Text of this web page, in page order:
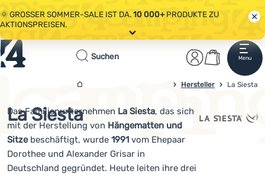
🌞 GROSSER SOMMER-SALE IST DA.10 000+PRODUKTE ZU
AKTIONSPREISEN.
🤫 - 10 % AUF AUSGEWÄHLTE CAMPING- & WANDERAUSRÜSTUNG.
CODE OUT10
AKTIONSPREISEN.
Alle Aktionen
Suchen
Anmelden
Warenkorb
Menu
Startseite
Bekleidung
Schuhe
Rucksäcke
4campingshop.de
Hersteller La Siesta
La Siesta
Das Familienunternehmen La Siesta, das sich
mit der Herstellung von Hängematten und
Sitzebeschäftigt, wurde 1991 vom Ehepaar
Dorothee und Alexander Grisar in
Deutschland gegründet. Heute leiten ihre drei